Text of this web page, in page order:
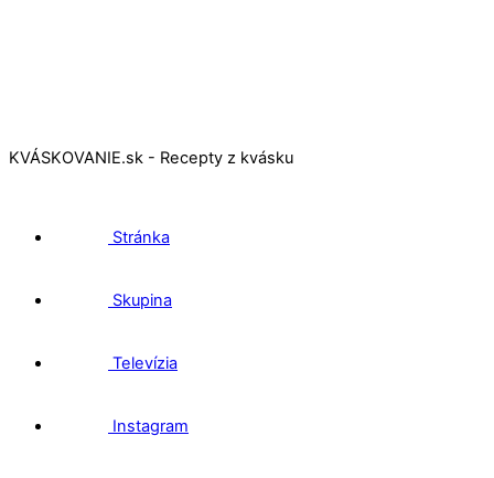
KVÁSKOVANIE.sk - Recepty z kvásku
Stránka
Skupina
Televízia
Instagram